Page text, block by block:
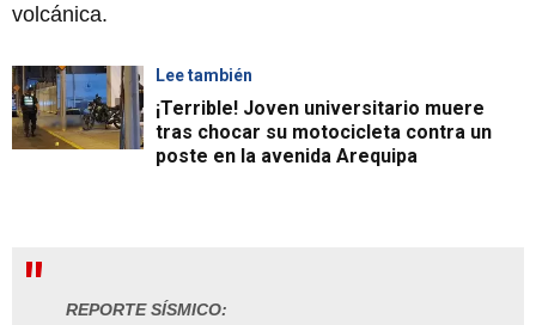
volcánica.
Lee también
¡Terrible! Joven universitario muere
tras chocar su motocicleta contra un
poste en la avenida Arequipa
REPORTE SÍSMICO: